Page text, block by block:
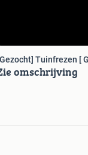
/ ts346 / 346 /
/ 320 x / tc342 /
ts142t / ts 142 /
/ ts / r418 /
Tuinfrezen [
omschrijving